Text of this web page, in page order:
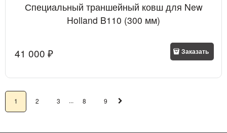
Специальный траншейный ковш для New
Holland B110 (300 мм)
41 000 ₽ Заказать
1 2 3 ... 8 9